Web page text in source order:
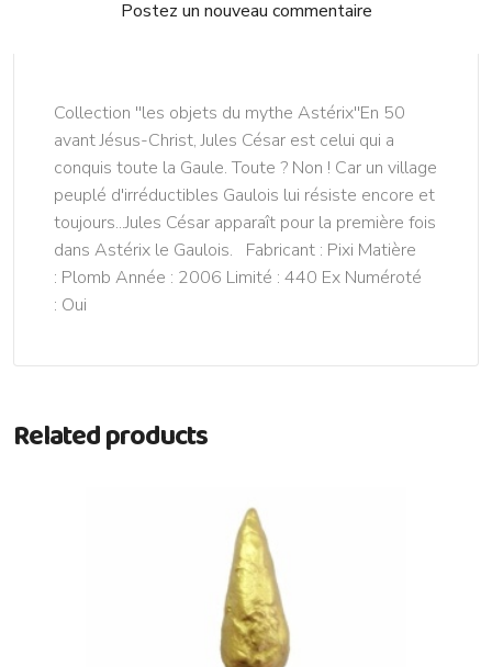
Postez un nouveau commentaire
Collection ''les objets du mythe Astérix''En 50
avant Jésus-Christ, Jules César est celui qui a
conquis toute la Gaule. Toute ? Non ! Car un village
peuplé d'irréductibles Gaulois lui résiste encore et
toujours...Jules César apparaît pour la première fois
dans Astérix le Gaulois. Fabricant : Pixi Matière
: Plomb Année : 2006 Limité : 440 Ex Numéroté
: Oui
Related products